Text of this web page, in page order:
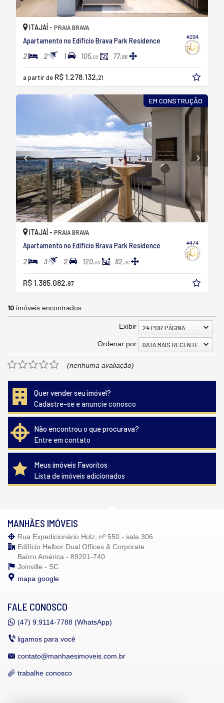
#294
ITAJAÍ - PRAIA BRAVA
Apartamento no Edifício Brava Park Residence
2 2 1 105,00 77,96
a partir de R$ 1.278.132,21
EM CONSTRUÇÃO
#474
ITAJAÍ - PRAIA BRAVA
Apartamento no Edifício Brava Park Residence
2 3 2 120,00 82,00
R$ 1.385.082,97
10 imóveis encontrados
Exibir 24 POR PÁGINA
Ordenar por DATA MAIS RECENTE
(nenhuma avaliação)
Quer vender seu imóvel?
Cadastre-se e anuncie conosco
Não encontrou o que procurava?
Entre em contato
Meus imóveis Favoritos
Lista de imóveis adicionados
MANHÃES IMÓVEIS
Rua Expedicionário Holz, nº 550 - sala 306
Edifício Helbor Dual Offices & Corporate
Bairro América - 89201-740
Joinville - SC
mapa google
FALE CONOSCO
(47) 9.9114-7788 (WhatsApp)
ligamos para você
contato@manhaesimoveis.com.br
trabalhe conosco